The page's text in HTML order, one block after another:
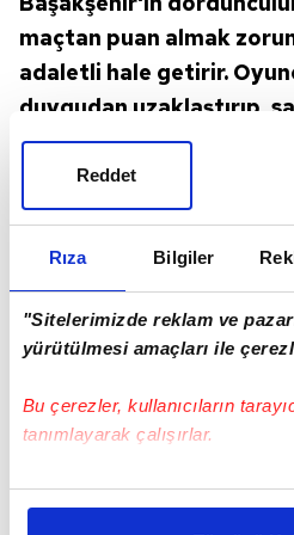
Rıza Bilgiler
"Sitelerimizde reklam ve
yürütülmesi amaçları ile
Bu çerezler, kullanıcıların
tanımlayarak çalışırlar.
Bu çerezlere izin vermeniz
Reddet
maçtan puan almak
adaletli hale getirir.
duygudan uzaklaştırıp,
attığınızda hikayende
Kadro iyi bir takım
Eksiklerine rağmen
sinyalini verdi. Doğru
görevlendirilmediklerini